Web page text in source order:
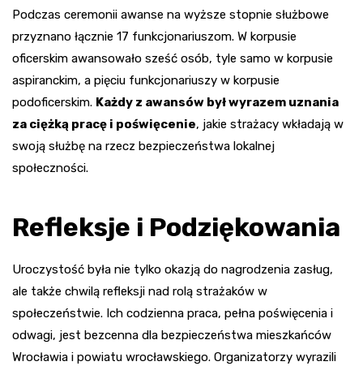
Podczas ceremonii awanse na wyższe stopnie służbowe
przyznano łącznie 17 funkcjonariuszom. W korpusie
oficerskim awansowało sześć osób, tyle samo w korpusie
aspiranckim, a pięciu funkcjonariuszy w korpusie
podoficerskim. Każdy z awansów był wyrazem uznania
za ciężką pracę i poświęcenie, jakie strażacy wkładają w
swoją służbę na rzecz bezpieczeństwa lokalnej
społeczności.
Refleksje i Podziękowania
Uroczystość była nie tylko okazją do nagrodzenia zasług,
ale także chwilą refleksji nad rolą strażaków w
społeczeństwie. Ich codzienna praca, pełna poświęcenia i
odwagi, jest bezcenna dla bezpieczeństwa mieszkańców
Wrocławia i powiatu wrocławskiego. Organizatorzy wyrazili